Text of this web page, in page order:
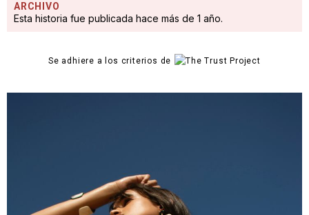
ARCHIVO
Esta historia fue publicada hace más de 1 año.
Se adhiere a los criterios de